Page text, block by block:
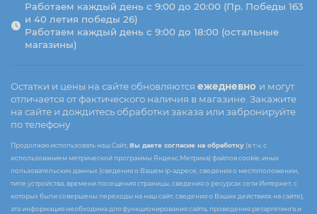
Работаем каждый день с 9:00 до 20:00 (Пр. Победы 163
и 40 летия победы 26)
Работаем каждый день с 9:00 до 18:00 (остальные
магазины)
Остатки и цены на сайте обновляются ежедневно и могут
отличается от фактического наличия в магазине. Закажите
на сайте и дождитесь обработки заказа или забронируйте
по телефону
Продолжая использовать наш Сайт, Вы даете согласие на обработку (в т.ч. с
использованием метрической программы Яндекс.Метрика) файлов cookie, иных
пользовательских данных (сведения о Вашем ip-адресе, сведения о местоположении,
типе устройства, времени посещения страницы, сведения о ресурсах сети Интернет, с
которых были совершены переходы на наш сайт, сведения о Ваших действиях на сайте),
эта информация необходима для функционирования сайта, проведения ретаргетинга и